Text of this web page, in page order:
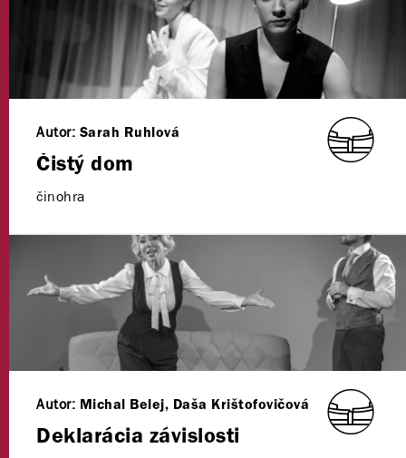
Autor: Sarah Ruhlová
Čistý dom
činohra
Autor: Michal Belej, Daša Krištofovičová
Deklarácia závislosti